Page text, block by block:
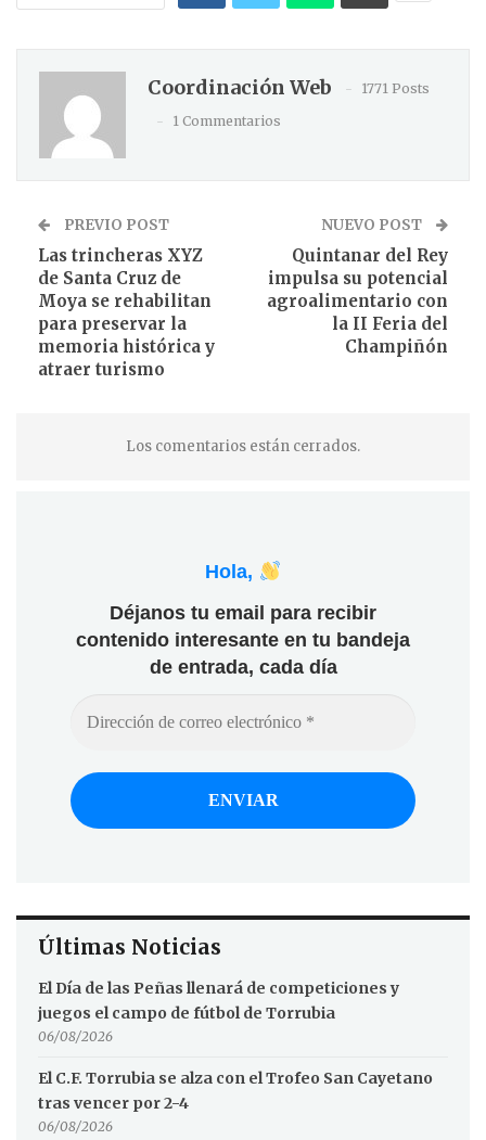
Coordinación Web
1771 Posts
1 Commentarios
PREVIO POST
Las trincheras XYZ
de Santa Cruz de
Moya se rehabilitan
para preservar la
memoria histórica y
atraer turismo
NUEVO POST
Quintanar del Rey
impulsa su potencial
agroalimentario con
la II Feria del
Champiñón
Los comentarios están cerrados.
Hola,
Déjanos tu email para recibir
contenido interesante en tu bandeja
de entrada, cada día
Últimas Noticias
El Día de las Peñas llenará de competiciones y
juegos el campo de fútbol de Torrubia
06/08/2026
El C.F. Torrubia se alza con el Trofeo San Cayetano
tras vencer por 2-4
06/08/2026